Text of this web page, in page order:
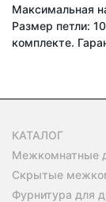
Максимальная
Размер петли:
комплекте.
КАТАЛОГ
Межкомнатные
Скрытые
Фурнитура для